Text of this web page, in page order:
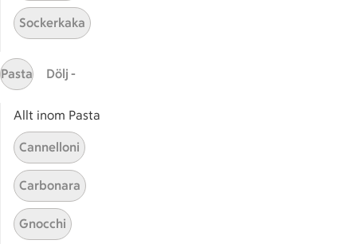
Här hittar du alla goda recept du har sparat och
Sidfot
Start
Få snabbt svar
FAQ
Sockerkaka
Pasta Dölj -
Allt inom Pasta
Cannelloni
Carbonara
Gnocchi